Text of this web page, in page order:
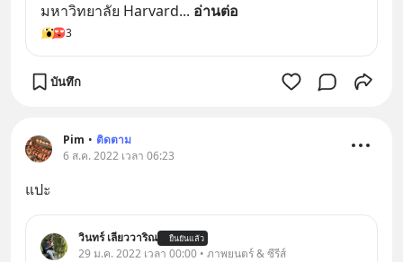
มหาวิทยาลัย Harvard... อ่านต่อ
3
บันทึก
Pim • ติดตาม
6 ส.ค. 2022 เวลา 06:23
แปะ
วินทร์ เลียววาริณ ยืนยันแล้ว
29 ม.ค. 2022 เวลา 00:00 • ภาพยนตร์ & ซีรีส์